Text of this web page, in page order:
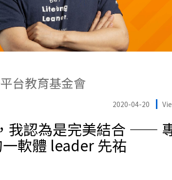
台教育基金會
2020-04-20
我認為是完美結合 ——
軟體 leader 先祐